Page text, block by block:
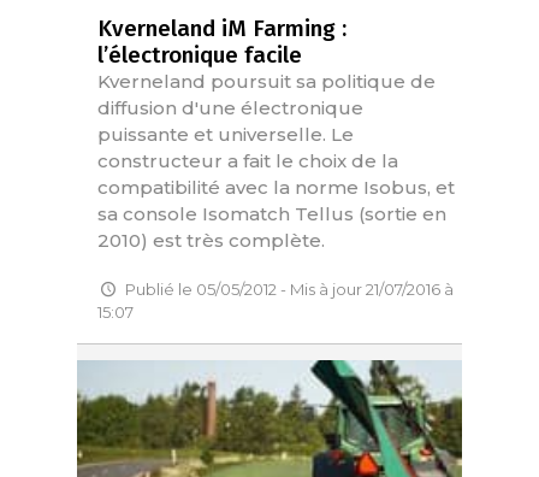
Kverneland iM Farming :
l’électronique facile
Kverneland poursuit sa politique de
diffusion d'une électronique
puissante et universelle. Le
constructeur a fait le choix de la
compatibilité avec la norme Isobus, et
sa console Isomatch Tellus (sortie en
2010) est très complète.
Publié le 05/05/2012 - Mis à jour 21/07/2016 à
15:07